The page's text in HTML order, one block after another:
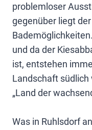
problemloser
gegenüber liegt
und da der
ist, entstehen
Landschaft südlich
„Land der
Was in Ruhlsdorf